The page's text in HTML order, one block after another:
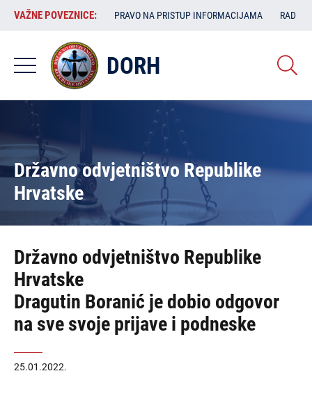
Skoči
sadržaj
VAŽNE
POVEZNICE:
VAŽNE POVEZNICE: PRAVO NA PRISTUP INFORMACIJAMA RAD
DORH
Državno odvjetništvo Republike
Hrvatske
Državno odvjetništvo Republike
Hrvatske
Dragutin Boranić je dobio odgovor
na sve svoje prijave i podneske
25.01.2022.